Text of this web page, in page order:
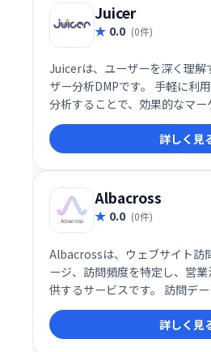
Juicer
0.0 (0件)
Juicerは、ユーザーを深く理解
ザー分析DMPです。 手軽に利
分析することで、効果的なマ
に役立ちます。 無料プランで
用をかけずにユーザー分析を始
詳しく見
Albacross
0.0 (0件)
Albacrossは、ウェブサイト訪
ージ、訪問頻度を特定し、営
供するサービスです。 訪問デ
プラインに追加され、リード
す。 新たな顧客開拓に繋がる、
です。
詳しく見